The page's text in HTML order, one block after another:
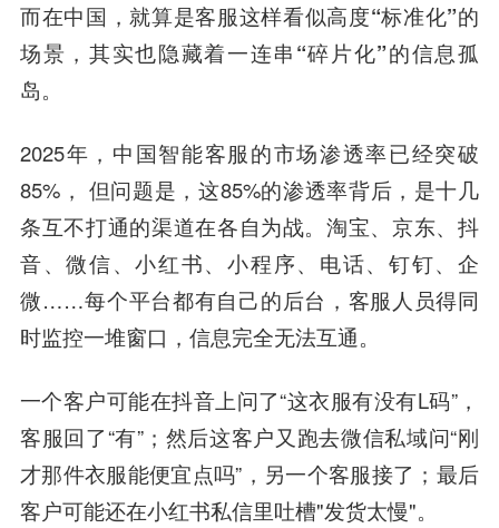
而在中国，就算是客服这样看似高度“标准化”的
场景，其实也隐藏着一连串“碎片化”的信息孤
岛。
2025年，中国智能客服的市场渗透率已经突破
85%， 但问题是 ，这85%的渗透率背后，是十几
条互不打通的渠道在各自为战。淘宝、京东、抖
音、微信、小红书、小程序、电话、钉钉、企
微……每个平台都有自己的后台，客服人员得同
时监控一堆窗口，信息完全无法互通。
一个客户可能在抖音上问了“这衣服有没有L码”，
客服回了“有”；然后这客户又跑去微信私域问“刚
才那件衣服能便宜点吗”，另一个客服接了；最后
客户可能还在小红书私信里吐槽"发货太慢"。